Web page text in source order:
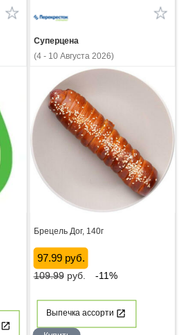
Суперцена
(4 - 10 Августа 2026)
Брецель Дог, 140г
97.99 руб.
109.99руб. -11%
Выпечка ассорти